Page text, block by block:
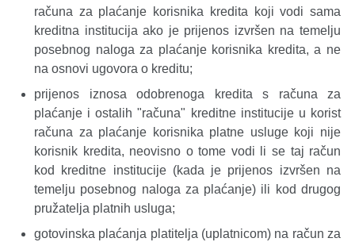
računa za plaćanje korisnika kredita koji vodi sama
kreditna institucija ako je prijenos izvršen na temelju
posebnog naloga za plaćanje korisnika kredita, a ne
na osnovi ugovora o kreditu;
prijenos iznosa odobrenoga kredita s računa za
plaćanje i ostalih "računa" kreditne institucije u korist
računa za plaćanje korisnika platne usluge koji nije
korisnik kredita, neovisno o tome vodi li se taj račun
kod kreditne institucije (kada je prijenos izvršen na
temelju posebnog naloga za plaćanje) ili kod drugog
pružatelja platnih usluga;
gotovinska plaćanja platitelja (uplatnicom) na račun za